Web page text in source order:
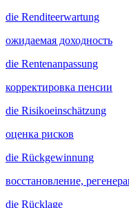
die Renditeerwartung
ожидаемая доходность
die Rentenanpassung
корректировка пенсии
die Risikoeinschätzung
оценка рисков
die Rückgewinnung
восстановление,
die Rücklage